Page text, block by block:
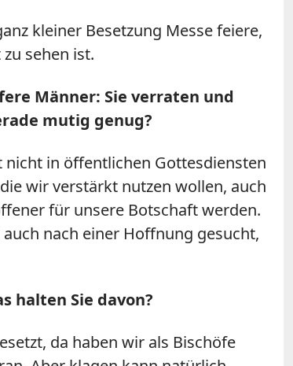
kleiner Besetzung Messe feiere,
sehen ist.
Männer: Sie verraten und
mutig genug?
nicht in öffentlichen Gottesdiensten
wir verstärkt nutzen wollen, auch
für unsere Botschaft werden.
nach einer Hoffnung gesucht,
halten Sie davon?
da haben wir als Bischöfe